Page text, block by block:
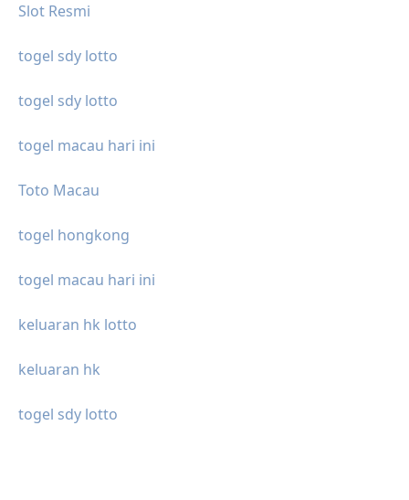
Slot Resmi
togel sdy lotto
togel sdy lotto
togel macau hari ini
Toto Macau
togel hongkong
togel macau hari ini
keluaran hk lotto
keluaran hk
togel sdy lotto